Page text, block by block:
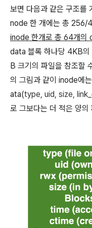
보면 다음과 같은 구조
node 한 개에는 총 256/
inode 한개로 총 64개의
data 블록 하나당 4KB
B 크기의 파일을 참조할
의 그림과 같이 inode에
ata(type, uid, size,
로 그보다는 더 적은 양의